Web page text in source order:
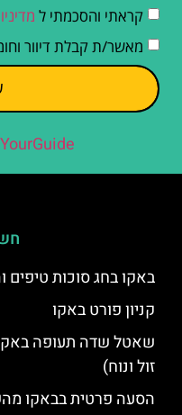
קראתי והסכמתי ל
מאשר/ת קבלת דיוור
באקו בחג סוכות טיפים
קניון פורט באקו
שאטל שדה תעופה באקו
זול ונוח)
הסעה פרטית בבאקו